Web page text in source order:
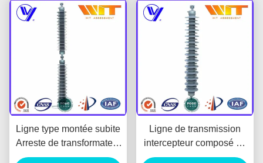
Ligne type montée subite
Arreste de transformateur
pour le transport
Ligne de transmission
intercepteur composé de
montée subite de ZnO